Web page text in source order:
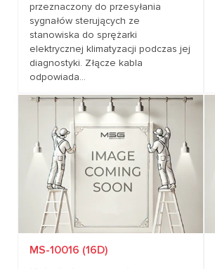
przeznaczony do przesyłania
sygnałów sterujących ze
stanowiska do sprężarki
elektrycznej klimatyzacji podczas jej
diagnostyki. Złącze kabla
odpowiada...
Zapytaj o cenę
Pokrycie pojazdów
MS-10016 (16D)